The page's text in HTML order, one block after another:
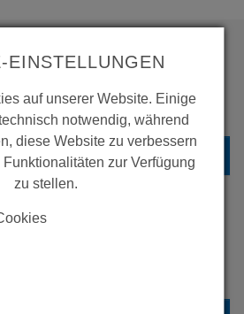
SEHEN?
ZUR ÜBERSICHT
SIE MEHR ÜBER
EINSTELLUNGEN
auf unserer Website. Einige
notwendig, während
diese Website zu verbessern
zur Verfügung
zu stellen.